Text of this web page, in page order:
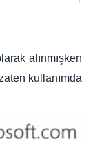
alınmışken
kullanımda